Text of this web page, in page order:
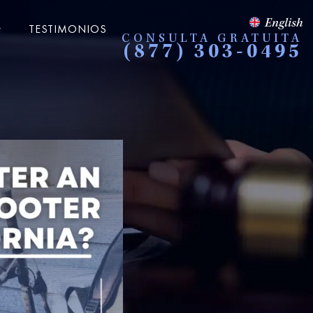
TESTIMONIOS
English
CONSULTA GRATUITA
(877) 303-0495